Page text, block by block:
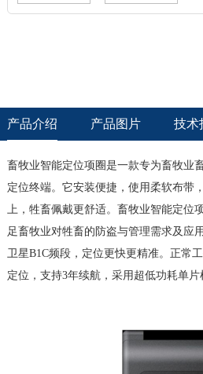
产品介绍 产品图片 技术
畜牧业智能定位项圈是一款专为畜牧业
定位终端。它安装便捷，使用柔软布带
上，牲畜佩戴更舒适。 畜牧业智能定位
足畜牧业对牲畜的防盗与管理需求及应
卫星B1C频段，定位更快更精准。正常
定位，支持3年续航，采用超低功耗单片